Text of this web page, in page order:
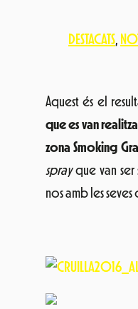
DESTACATS,
Aquest és el
que es van
zona Smoking
sprayque van ser
nos amb les seves